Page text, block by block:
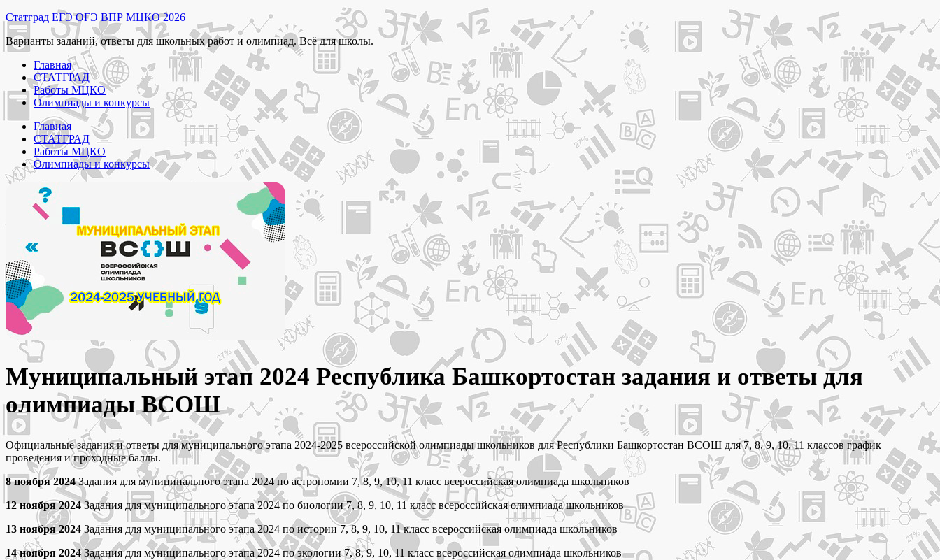
Перейти
к
содержимому
Статград ЕГЭ ОГЭ ВПР МЦКО 2026
Варианты заданий, ответы для школьных работ и олимпиад. Всё для школы.
Главная
СТАТГРАД
Работы МЦКО
Олимпиады и конкурсы
Главная
СТАТГРАД
Работы МЦКО
Олимпиады и конкурсы
Муниципальный этап 2024 Республика Башкортостан задания и ответы для
олимпиады ВСОШ
Официальные задания и ответы для муниципального этапа 2024-2025 всероссийской олимпиады школьников для Республики Башкортостан ВСОШ для 7, 8, 9, 10, 11 классов график
проведения и проходные баллы.
8 ноября 2024Задания для муниципального этапа 2024 по астрономии 7, 8, 9, 10, 11 класс всероссийская олимпиада школьников
12 ноября 2024Задания для муниципального этапа 2024 по биологии 7, 8, 9, 10, 11 класс всероссийская олимпиада школьников
13 ноября 2024 Задания для муниципального этапа 2024 по истории 7, 8, 9, 10, 11 класс всероссийская олимпиада школьников
14 ноября 2024Задания для муниципального этапа 2024 по экологии 7, 8, 9, 10, 11 класс всероссийская олимпиада школьников